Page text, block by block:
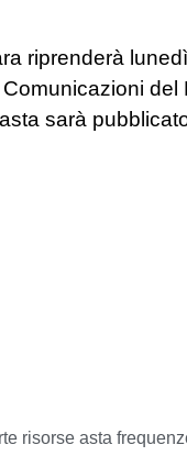
riprenderà
del
sarà